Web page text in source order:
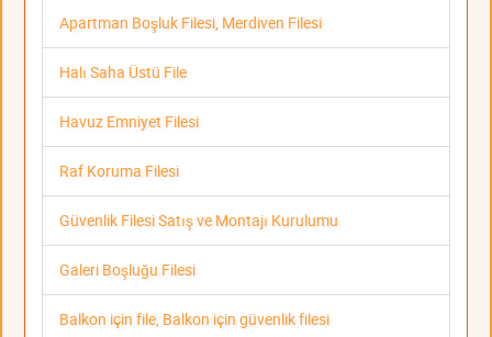
Apartman Boşluk Filesi, Merdiven Filesi
Halı Saha Üstü File
Havuz Emniyet Filesi
Raf Koruma Filesi
Güvenlik Filesi Satış ve Montajı Kurulumu
Galeri Boşluğu Filesi
Balkon için file, Balkon için güvenlik filesi